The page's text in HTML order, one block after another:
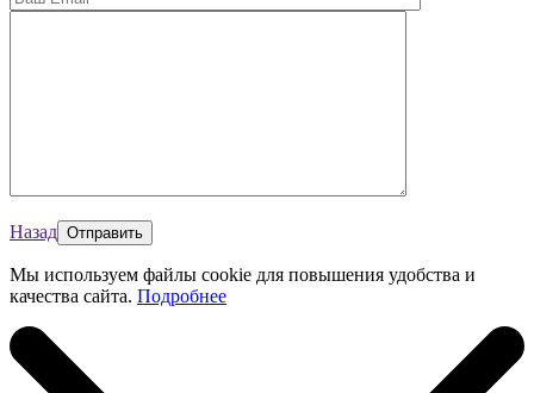
Назад
Мы используем файлы cookie для повышения удобства и
качества сайта. Подробнее